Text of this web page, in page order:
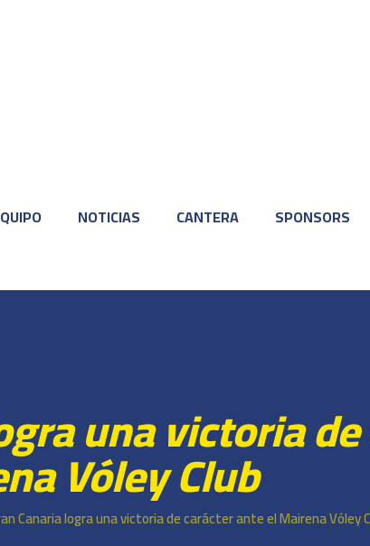
NOTICIAS CANTERA SPONSORS
una victoria
Vóley Club
Canaria logra una victoria de carácter ante el Mairena Vóley